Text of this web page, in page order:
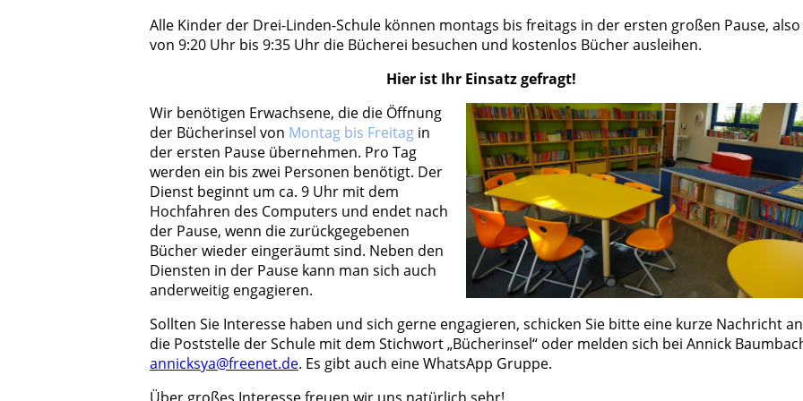
Alle Kinder der Drei-Linden-Schule können montags bis freitags in der ersten großen Pause, also
von 9:20 Uhr bis 9:35 Uhr die Bücherei besuchen und kostenlos Bücher ausleihen.
Hier ist Ihr Einsatz gefragt!
Wir benötigen Erwachsene, die die Öffnung
der Bücherinsel von Montag bis Freitag in
der ersten Pause übernehmen. Pro Tag
werden ein bis zwei Personen benötigt. Der
Dienst beginnt um ca. 9 Uhr mit dem
Hochfahren des Computers und endet nach
der Pause, wenn die zurückgegebenen
Bücher wieder eingeräumt sind. Neben den
Diensten in der Pause kann man sich auch
anderweitig engagieren.
Sollten Sie Interesse haben und sich gerne engagieren, schicken Sie bitte eine kurze Nachricht an
die Poststelle der Schule mit dem Stichwort „Bücherinsel“ oder melden sich bei Annick
annicksya@freenet.de. Es gibt auch eine WhatsApp Gruppe.